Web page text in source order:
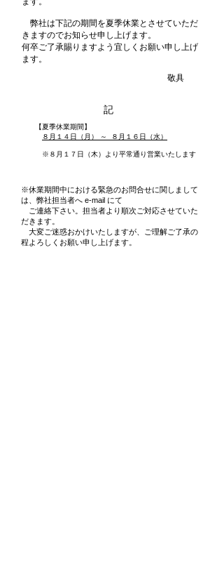
弊社は下記の期間を夏季休業とさせていただ
きますのでお知らせ申し上げます。
何卒ご了承賜りますよう宜しくお願い申し上げ
ます。
敬具
記
【夏季休業期間】
８ 月１４日（月） ～ ８月１６日（水）
※８月１７日（木）より平常通り営業いたします
※休業期間中における緊急のお問合せに関しまして
は、弊社担当者へ e-mail にて
ご連絡下さい。担当者より順次ご対応させていた
だきます。
大変ご迷惑おかけいたしますが、ご理解ご了承の
程よろしくお願い申し上げます。